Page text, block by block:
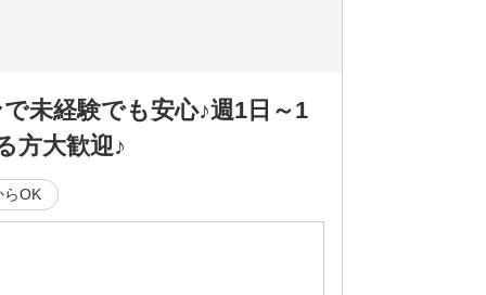
未経験でも安心♪週1日～1
方大歓迎♪
らOK